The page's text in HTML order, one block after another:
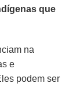
que
na
e
podem ser